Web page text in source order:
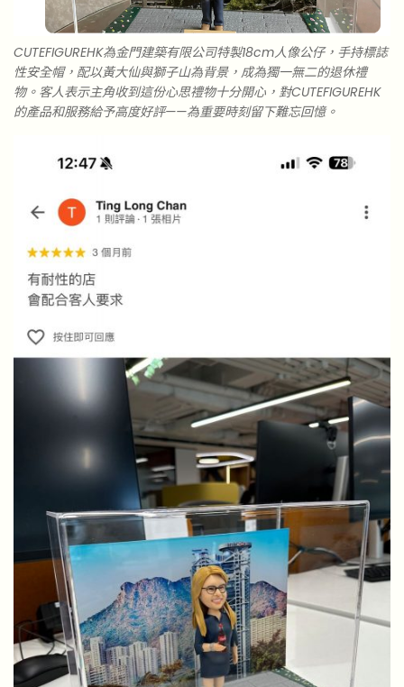
CUTEFIGUREHK為金門建築有限公司特製18cm人像公仔，手持標誌
性安全帽，配以黃大仙與獅子山為背景，成為獨一無二的退休禮
物。客人表示主角收到這份心思禮物十分開心，對CUTEFIGUREHK
的產品和服務給予高度好評——為重要時刻留下難忘回憶。